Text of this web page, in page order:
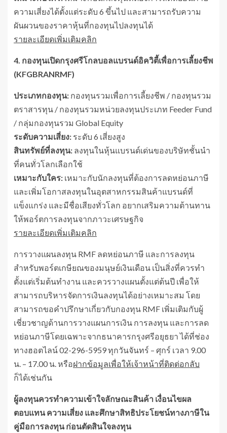
ความเสี่ยงได้ตั้งแต่ระดับ 6 ขึ้นไป และสามารถรับความ
ผันผวนของราคาหุ้นที่กองทุนไปลงทุนได้
รายละเอียดเพิ่มเติมคลิก
4. กองทุนเปิดกรุงศรีโกลบอลแบรนด์อิควิตี้เพื่อการเลี้ยงชีพ
(KFGBRANRMF)
ประเภทกองทุน: กองทุนรวมเพื่อการเลี้ยงชีพ / กองทุนรวม
ตราสารทุน / กองทุนรวมหน่วยลงทุนประเภท Feeder Fund
/ กลุ่มกองทุนรวม Global Equity
ระดับความเสี่ยง: ระดับ 6 เสี่ยงสูง
สินทรัพย์ที่ลงทุน: ลงทุนในหุ้นแบรนด์เด่นของบริษัทชั้นนำ
ที่คนทั่วโลกเลือกใช้
เหมาะกับใคร: เหมาะกับนักลงทุนที่ต้องการลดหย่อนภาษี
และเพิ่มโอกาสลงทุนในอุตสาหกรรมสินค้าแบรนด์ที่
แข็งแกร่ง และมีชื่อเสียงทั่วโลก อยากเสริมความต้านทาน
ให้พอร์ตการลงทุนจากภาวะเศรษฐกิจ
รายละเอียดเพิ่มเติมคลิก
การวางแผนลงทุน RMF ลดหย่อนภาษี และการลงทุน
สำหรับพอร์ตเกษียณของมนุษย์เงินเดือน เป็นสิ่งที่ควรทำ
ตั้งแต่เริ่มต้นทำงาน และควรวางแผนตั้งแต่ต้นปี เพื่อให้
สามารถบริหารจัดการเงินลงทุนได้อย่างเหมาะสม โดย
สามารถขอคำปรึกษาเกี่ยวกับกองทุน RMF เพิ่มเติมกับผู้
เชี่ยวชาญด้านการวางแผนการเงิน การลงทุน และการลด
หย่อนภาษีโดยเฉพาะจากธนาคารกรุงศรีอยุธยา ได้ที่ช่อง
ทางฮอตไลน์ 02-296-5959 ทุกวันจันทร์ – ศุกร์ เวลา 9.00
น. – 17.00 น. หรือฝากข้อมูลเพื่อให้เจ้าหน้าที่ติดต่อกลับ
ก็ได้เช่นกัน
ผู้ลงทุนควรทำความเข้าใจลักษณะสินค้า เงื่อนไขผล
ตอบแทน ความเสี่ยง และศึกษาสิทธิประโยชน์ทางภาษีใน
คู่มือการลงทุน ก่อนตัดสินใจลงทุน